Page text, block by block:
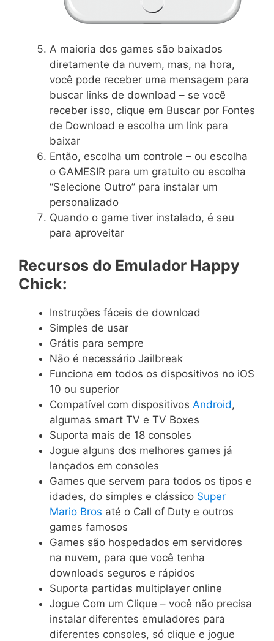
A maioria dos games são baixados
diretamente da nuvem, mas, na hora,
você pode receber uma mensagem para
buscar links de download – se você
receber isso, clique em Buscar por Fontes
de Download e escolha um link para
baixar
Então, escolha um controle – ou escolha
o GAMESIR para um gratuito ou escolha
“Selecione Outro” para instalar um
personalizado
Quando o game tiver instalado, é seu
para aproveitar
Recursos do Emulador Happy
Chick:
Instruções fáceis de download
Simples de usar
Grátis para sempre
Não é necessário Jailbreak
Funciona em todos os dispositivos no iOS
10 ou superior
Compatível com dispositivos Android,
algumas smart TV e TV Boxes
Suporta mais de 18 consoles
Jogue alguns dos melhores games já
lançados em consoles
Games que servem para todos os tipos e
idades, do simples e clássico Super
Mario Bros até o Call of Duty e outros
games famosos
Games são hospedados em servidores
na nuvem, para que você tenha
downloads seguros e rápidos
Suporta partidas multiplayer online
Jogue Com um Clique – você não precisa
instalar diferentes emuladores para
diferentes consoles, só clique e jogue